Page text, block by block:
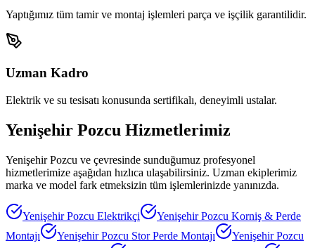
Yaptığımız tüm tamir ve montaj işlemleri parça ve işçilik garantilidir.
Uzman Kadro
Elektrik ve su tesisatı konusunda sertifikalı, deneyimli ustalar.
Yenişehir Pozcu Hizmetlerimiz
Yenişehir Pozcu ve çevresinde sunduğumuz profesyonel
hizmetlerimize aşağıdan hızlıca ulaşabilirsiniz. Uzman ekiplerimiz
marka ve model fark etmeksizin tüm işlemlerinizde yanınızda.
Yenişehir Pozcu Elektrikçi Yenişehir Pozcu Korniş & Perde
Montajı
Yenişehir Pozcu Stor Perde Montajı
Yenişehir Pozcu